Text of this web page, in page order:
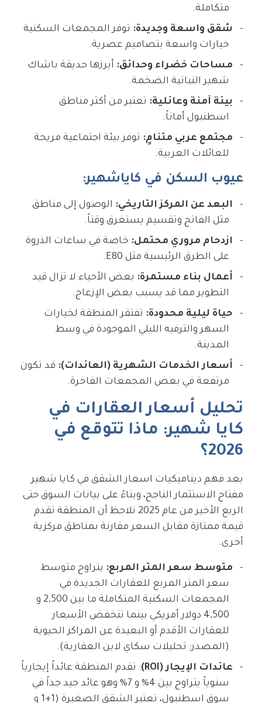
متكاملة.
شقق واسعة وجديدة: توفر المجمعات السكنية
خيارات واسعة بتصاميم عصرية.
مساحات خضراء وحدائق: أبرزها حديقة باشاك
شهير النباتية الضخمة.
بيئة آمنة وعائلية: تعتبر من أكثر مناطق
اسطنبول أماناً.
مجتمع عربي متنامٍ: توفر بيئة اجتماعية مريحة
للعائلات العربية.
عيوب السكن في كاياشهير:
البعد عن المركز التاريخي: الوصول إلى مناطق
مثل الفاتح وتقسيم يستغرق وقتاً.
ازدحام مروري محتمل: خاصة في ساعات الذروة
على الطرق الرئيسية مثل E80.
أعمال بناء مستمرة: بعض الأحياء لا تزال قيد
التطوير مما قد يسبب بعض الإزعاج.
حياة ليلية محدودة: تفتقر المنطقة لخيارات
السهر والترفيه الليلي الموجودة في وسط
المدينة.
أسعار الخدمات الشهرية (العائدات): قد تكون
مرتفعة في بعض المجمعات الفاخرة.
تحليل أسعار العقارات في
كايا شهير: ماذا تتوقع في
2026؟
يعد فهم ديناميكيات اسعار الشقق في كايا شهير
مفتاح الاستثمار الناجح، وبناءً على بيانات السوق حتى
الربع الأخير من عام 2025 نلاحظ أن المنطقة تقدم
قيمة ممتازة مقابل السعر مقارنة بمناطق مركزية
أخرى.
متوسط سعر المتر المربع: يتراوح متوسط
سعر المتر المربع للعقارات الجديدة في
المجمعات السكنية المتكاملة ما بين 2,500 و
4,500 دولار أمريكي بينما تنخفض الأسعار
للعقارات الأقدم أو البعيدة عن المراكز الحيوية
(المصدر: تحليلات سكاي لاين العقارية).
عائدات الإيجار (ROI)
: تقدم المنطقة عائداً إيجارياً
سنوياً يتراوح بين 4% و 7% وهو عائد جيد جداً في
سوق اسطنبول، تعتبر الشقق الصغيرة (1+1 و